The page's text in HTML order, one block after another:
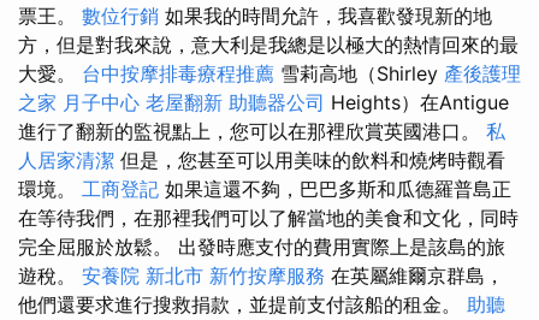
票王。 數位行銷 如果我的時間允許，我喜歡發現新的地
方，但是對我來說，意大利是我總是以極大的熱情回來的最
大愛。 台中按摩排毒療程推薦 雪莉高地（Shirley 產後護理
之家 月子中心 老屋翻新 助聽器公司 Heights）在Antigue
進行了翻新的監視點上，您可以在那裡欣賞英國港口。 私
人居家清潔 但是，您甚至可以用美味的飲料和燒烤時觀看
環境。 工商登記 如果這還不夠，巴巴多斯和瓜德羅普島正
在等待我們，在那裡我們可以了解當地的美食和文化，同時
完全屈服於放鬆。 出發時應支付的費用實際上是該島的旅
遊稅。 安養院 新北市 新竹按摩服務 在英屬維爾京群島，
他們還要求進行搜救捐款，並提前支付該船的租金。 助聽